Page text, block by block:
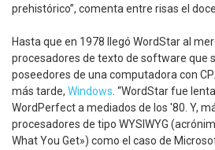
prehistórico”, comenta entre risas el
Hasta que en 1978 llegó WordStar al
procesadores de texto de software que
poseedores de una computadora con
más tarde, Windows . “WordStar fue
WordPerfect a mediados de los '80. Y,
procesadores de tipo WYSIWYG
What You Get») como el caso de